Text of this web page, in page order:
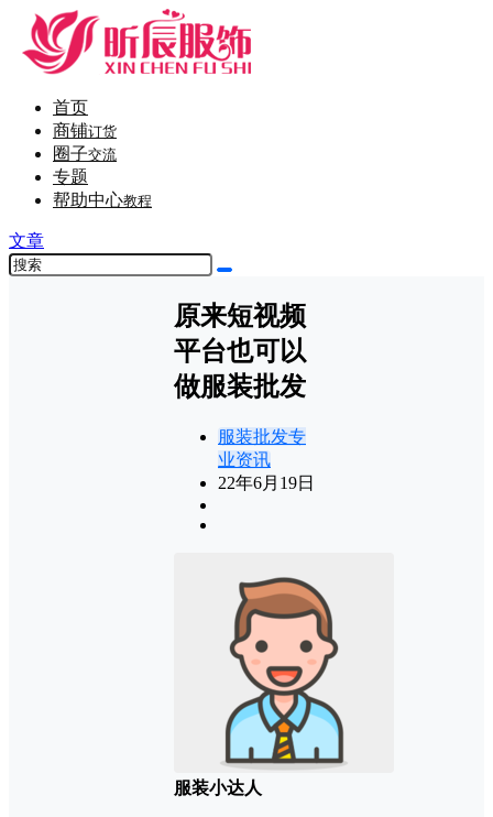
首页
商铺订货
圈子交流
专题
帮助中心教程
文章
原来短视频
平台也可以
做服装批发
服装批发专
业资讯
22年6月19日
服装小达人